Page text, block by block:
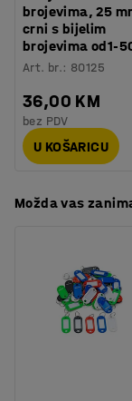
urednijeg dojma.
zaustavlja
ormarića.
Odaberite bravu
potrebama
spremanje
Broj sekcija
3
Potreban broj
Procjena
Težina : 74,02
Montaža : Dolazi
Testirano
brojevima, 25
crni s bijelim
brojevima od1-
Art. br.: 80125
36,00 KM
bez PDV
U KOŠARICU
Možda vas